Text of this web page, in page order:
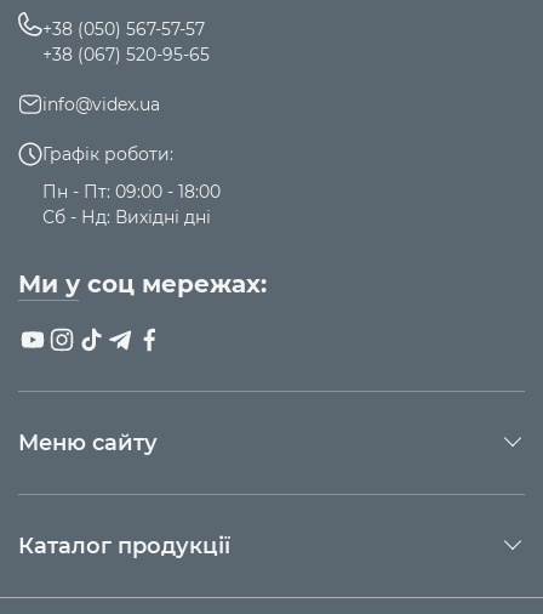
Меню сайту
Каталог продукції
+38 (050) 567-57-57
+38 (067) 520-95-65
info@videx.ua
Графік роботи:
Пн - Пт: 09:00 - 18:00
Сб - Нд: Вихідні дні
Ми у соц мережах: